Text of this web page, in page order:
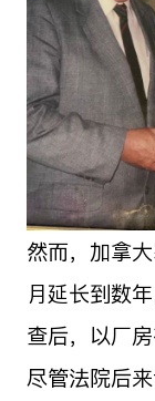
然而，加拿
月延长到数
查后，以厂
尽管法院后